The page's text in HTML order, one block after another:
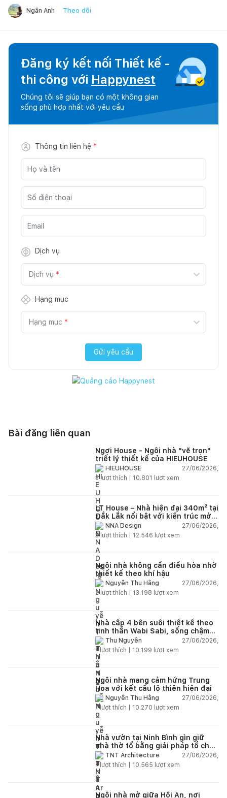
Ngân Anh Theo dõi
Đăng ký kết nối Thiết kế -
thi công với Happynest
Chúng tôi sẽ giúp bạn có một không gian
sống phù hợp nhất với yêu cầu
Thông tin liên hệ *
Dịch vụ
Dịch vụ *
Hạng mục
Hạng mục *
Gửi yêu cầu
Bài đăng liên quan
Ngơi House - Ngôi nhà "vẽ trọn"
triết lý thiết kế của HIEUHOUSE
HIEUHOUSE
27/06/2026,
3lượt thích | 10.801 lượt xem
LT House – Nhà hiện đại 340m² tại
Đắk Lắk nổi bật với kiến trúc mở
và hệ sân vườn kết nối thiên
nhiên
NNA Design
27/06/2026,
3lượt thích | 12.546 lượt xem
Ngôi nhà không cần điều hòa nhờ
thiết kế theo khí hậu
Nguyễn Thu Hằng
27/06/2026,
2lượt thích | 13.198 lượt xem
Nhà cấp 4 bên suối thiết kế theo
tinh thần Wabi Sabi, sống chậm
giữa thiên nhiên
Thu Nguyễn
27/06/2026,
1lượt thích | 10.199 lượt xem
Ngôi nhà mang cảm hứng Trung
Hoa với kết cấu lộ thiên hiện đại
Nguyễn Thu Hằng
27/06/2026,
1lượt thích | 10.270 lượt xem
Nhà vườn tại Ninh Bình gìn giữ
nhà thờ tổ bằng giải pháp tổ chức
lại không gian
TNT Architecture
27/06/2026,
1lượt thích | 10.565 lượt xem
Ngôi nhà mở giữa Hội An, nơi